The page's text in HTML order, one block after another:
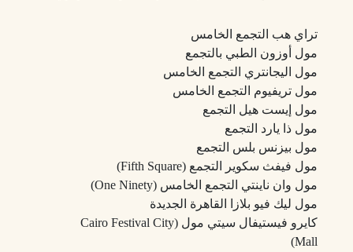
تراي هب التجمع الخامس
مول أوزون الطبي بالتجمع
مول اليجانتري التجمع الخامس
مول تريفيوم التجمع الخامس
مول إيست هيل التجمع
مول ذا يارد التجمع
مول بيزنس بلس التجمع
مول فيفث سكوير التجمع (Fifth Square)
مول وان ناينتي التجمع الخامس (One Ninety)
مول ليك فيو بلازا القاهرة الجديدة
كايرو فيستيفال سيتي مول (Cairo Festival City
Mall)